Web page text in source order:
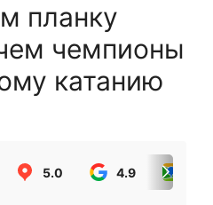
планку
чемпионы
катанию
5.0 4.9